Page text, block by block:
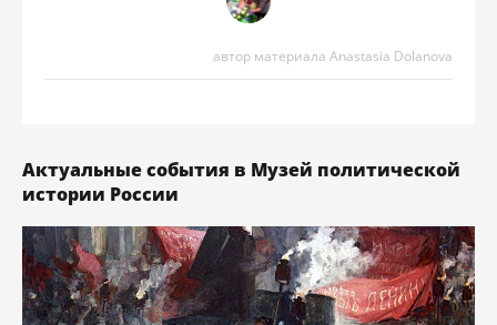
автор материала Anastasia Dolanova
Актуальные события в Музей политической
истории России